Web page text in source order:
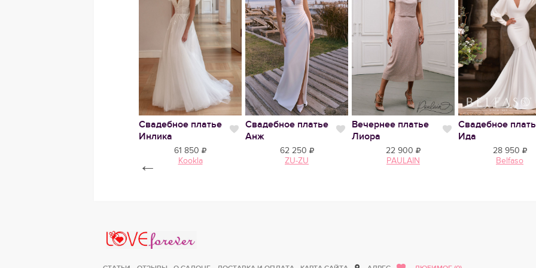
Нравится
Свадебное платье
Инлика
Нравится
61 850
Kookla
Свадебное платье
Анж
Нравится
62 250
ZU-ZU
Вечернее платье
Лиора
Нравится
22 900
PAULAIN
Свадебное
Ида
28 950
Belfaso
←